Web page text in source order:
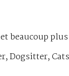
beaucoup plus
Dogsitter,